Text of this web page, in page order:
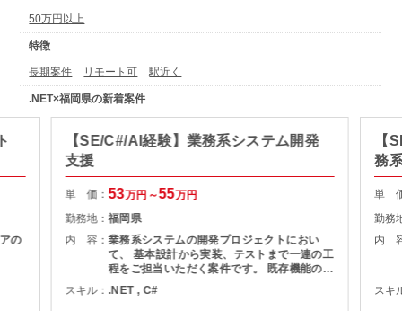
50万円以上
特徴
長期案件 リモート可 駅近く
.NET×福岡県の新着案件
の
【SE/C#/AI経験】業務系システム開発
支援
単 価：53万円～55万円
勤務地：福岡県
内 容：業務系システムの開発プロジェクトにおい
て、 基本設計から実装、テストまで一連の工
程をご担当いただく案件です。 既存機能の改
修および追加開発を行いながら、チーム体制
の中で開発業務を進めていただきます。
スキル： .NET , C#
【
務
単
勤務
内
スキ